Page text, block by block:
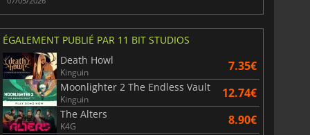
ÉGALEMENT PUBLIÉ PAR 11 BIT STUDIOS
Death Howl
Kinguin 7.35€
Moonlighter 2 The Endless Vault
Kinguin 12.74€
The Alters
K4G 8.90€